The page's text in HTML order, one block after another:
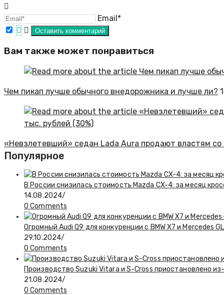
Email*
Вам также может понравиться
Чем пикап лучше обычного внедорожника и лучше ли?
«Невзлетевший» седан Lada Aura продают властям
Популярное
В России снизилась стоимость Mazda CX-4: за месяц
14.08.2024/
0 Comments
Огромный Audi Q9 для конкуренции с BMW X7 и Mercedes
29.10.2024/
0 Comments
Производство Suzuki Vitara и S-Cross приостановлено
21.08.2024/
0 Comments